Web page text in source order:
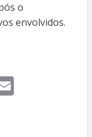
o
envolvidos.
E